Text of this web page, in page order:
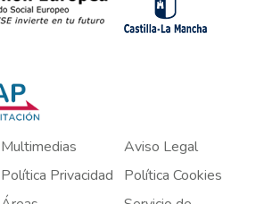
Multimedias
Aviso Legal
Política Privacidad
Política Cookies